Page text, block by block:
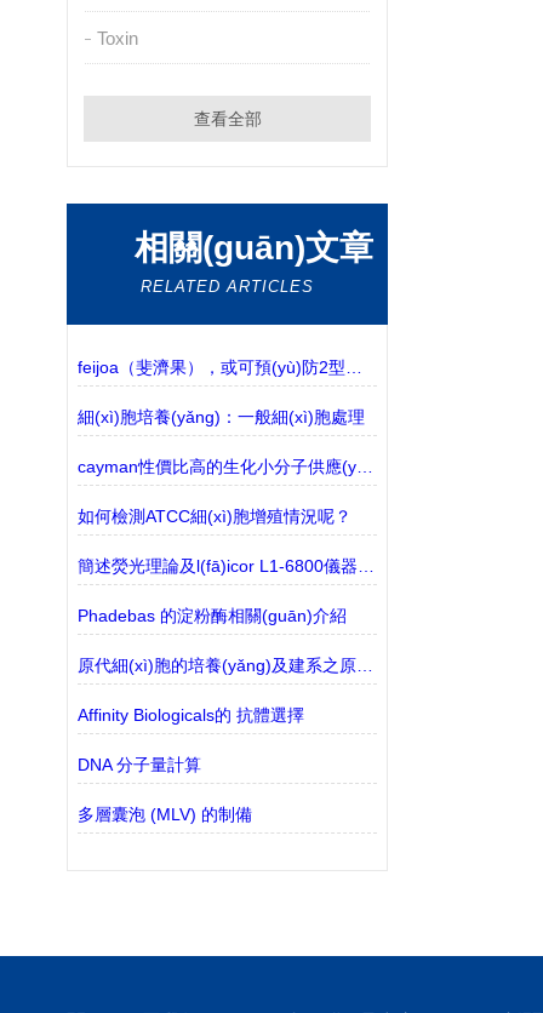
Toxin
查看全部
相關(guān)文章
RELATED ARTICLES
細(xì)胞培養(yǎng)：一般細(xì)胞處理
cayman性價比高的生化小分子供應(yīng)商
如何檢測ATCC細(xì)胞增殖情況呢？
Phadebas 的淀粉酶相關(guān)介紹
原代細(xì)胞的培養(yǎng)及建系之原代細(xì)胞的培養(yǎng)篇
Affinity Biologicals的 抗體選擇
DNA 分子量計算
多層囊泡 (MLV) 的制備